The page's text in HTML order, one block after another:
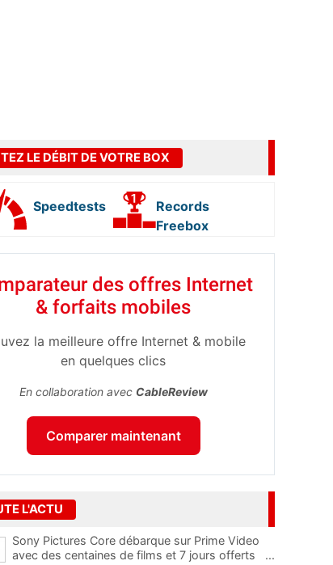
LE DÉBIT DE VOTRE BOX
Speedtests
Records
Freebox
des offres Internet
& forfaits mobiles
la meilleure offre Internet & mobile
en quelques clics
En collaboration avec CableReview
Comparer maintenant
L'ACTU
Sony Pictures Core débarque sur Prime Video
avec des centaines de films et 7 jours offerts
...